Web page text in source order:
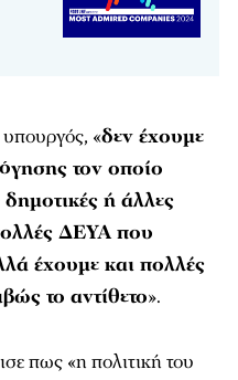
«δεν έχουμε
τον οποίο
ή άλλες
ΔΕΥΑ που
έχουμε και πολλές
το αντίθετο».
πως «η πολιτική του